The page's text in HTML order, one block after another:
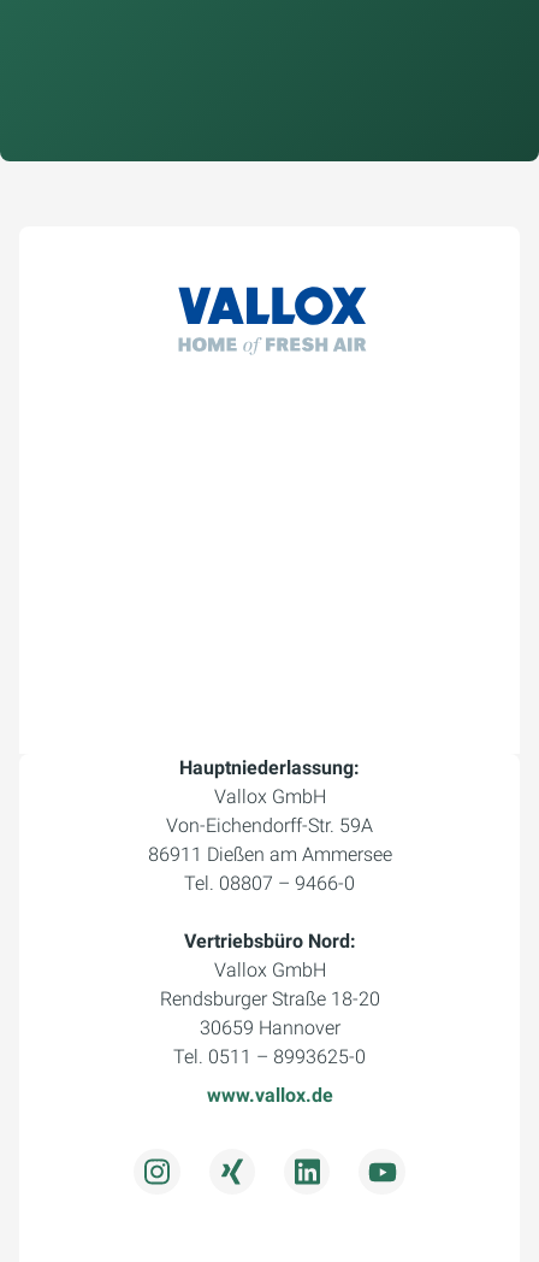
Hauptniederlassung:
Vallox GmbH
Von-Eichendorff-Str. 59A
86911 Dießen am Ammersee
Tel. 08807 – 9466-0
Vertriebsbüro Nord:
Vallox GmbH
Rendsburger Straße 18-20
30659 Hannover
Tel. 0511 – 8993625-0
www.vallox.de